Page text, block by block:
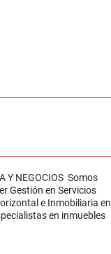
Y NEGOCIOS Somos
Gestión en Servicios
e Inmobiliaria en
en inmuebles